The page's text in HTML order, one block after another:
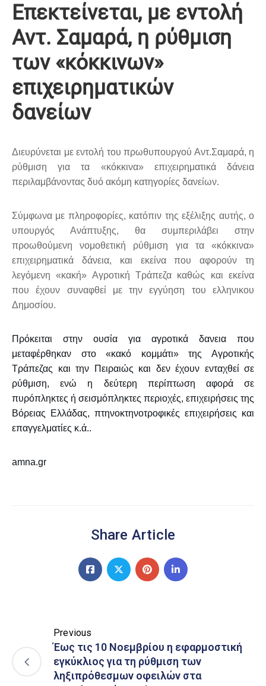
Επεκτείνεται, με εντολή
Αντ. Σαμαρά, η ρύθμιση
των «κόκκινων»
επιχειρηματικών
δανείων
Διευρύνεται με εντολή του πρωθυπουργού Αντ.Σαμαρά, η
ρύθμιση για τα «κόκκινα» επιχειρηματικά δάνεια
περιλαμβάνοντας δυό ακόμη κατηγορίες δανείων.
Σύμφωνα με πληροφορίες, κατόπιν της εξέλιξης αυτής, ο
υπουργός Ανάπτυξης, θα συμπεριλάβει στην
προωθούμενη νομοθετική ρύθμιση για τα «κόκκινα»
επιχειρηματικά δάνεια, και εκείνα που αφορούν τη
λεγόμενη «κακή» Αγροτική Τράπεζα καθώς και εκείνα
που έχουν συναφθεί με την εγγύηση του ελληνικου
Δημοσίου.
Πρόκειται στην ουσία για αγροτικά δανεια που
μεταφέρθηκαν στο «κακό κομμάτι» της Αγροτικής
Τράπεζας και την Πειραιώς και δεν έχουν ενταχθεί σε
ρύθμιση, ενώ η δεύτερη περίπτωση αφορά σε
πυρόπληκτες ή σεισμόπληκτες περιοχές, επιχειρήσεις της
Βόρειας Ελλάδας, πτηνοκτηνοτροφικές επιχειρήσεις και
επαγγελματίες κ.ά..
amna.gr
Share Article
Previous
Έως τις 10 Νοεμβρίου η εφαρμοστική
εγκύκλιος για τη ρύθμιση των
ληξιπρόθεσμων οφειλών στα